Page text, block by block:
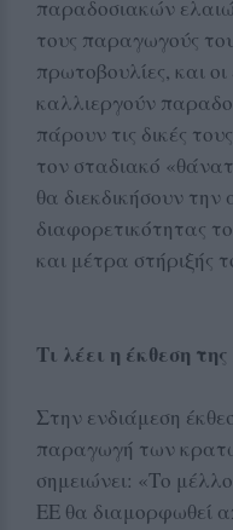
παραδοσιακών
τους παραγωγούς
πρωτοβουλίες, και
καλλιεργούν
πάρουν τις δικές
τον σταδιακό
θα διεκδικήσουν την
διαφορετικότητας
και μέτρα στήριξής
Τι λέει η έκθεση
Στην ενδιάμεση
παραγωγή των
σημειώνει: «Το
ΕΕ θα διαμορφωθεί